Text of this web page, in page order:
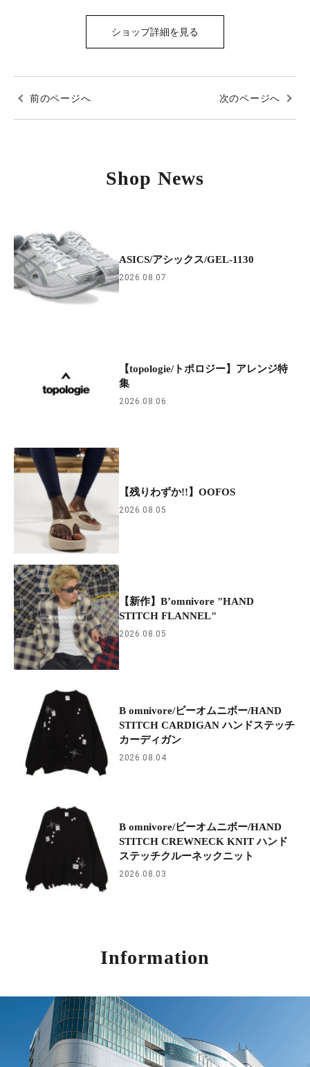
ショップ詳細を見る
前のページへ 次のページへ
Shop News
ASICS/アシックス/GEL-1130
2026.08.07
【topologie/トポロジー】アレンジ特
集
2026.08.06
【残りわずか!!】OOFOS
2026.08.05
【新作】B’omnivore "HAND
STITCH FLANNEL"
2026.08.05
B omnivore/ビーオムニボー/HAND
STITCH CARDIGAN ハンドステッチ
カーディガン
2026.08.04
B omnivore/ビーオムニボー/HAND
STITCH CREWNECK KNIT ハンド
ステッチクルーネックニット
2026.08.03
Information